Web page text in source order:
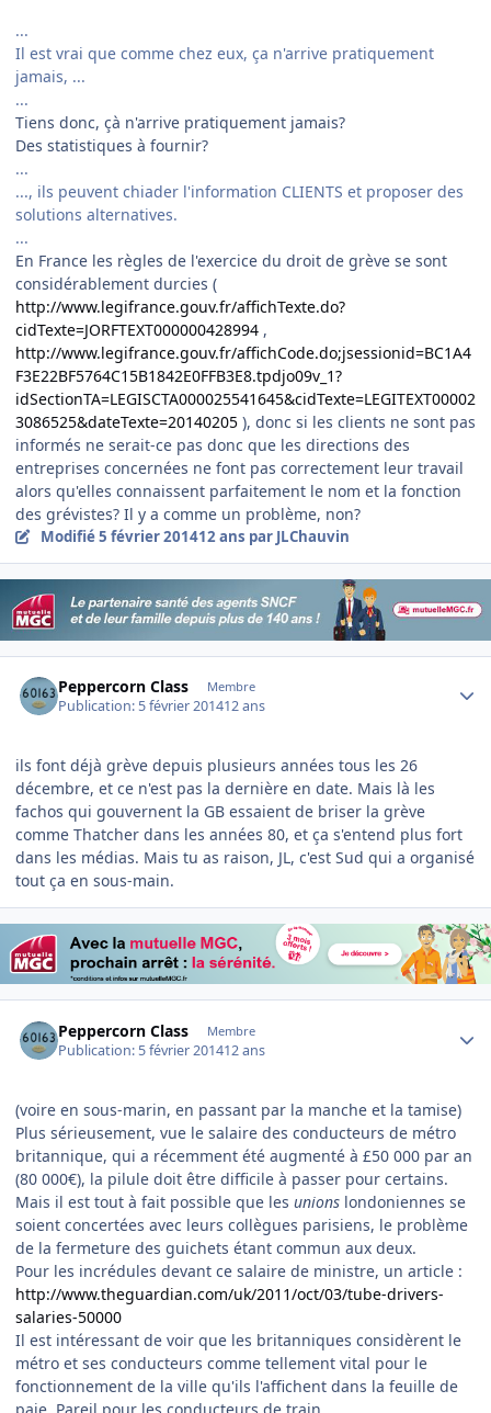
...
Il est vrai que comme chez eux, ça n'arrive pratiquement
jamais, ...
...
Tiens donc, çà n'arrive pratiquement jamais?
Des statistiques à fournir?
...
..., ils peuvent chiader l'information CLIENTS et proposer des
solutions alternatives.
...
En France les règles de l'exercice du droit de grève se sont
considérablement durcies (
http://www.legifrance.gouv.fr/affichTexte.do?
cidTexte=JORFTEXT000000428994 ,
http://www.legifrance.gouv.fr/affichCode.do;jsessionid=BC1A4
F3E22BF5764C15B1842E0FFB3E8.tpdjo09v_1?
idSectionTA=LEGISCTA000025541645&cidTexte=LEGITEXT00002
3086525&dateTexte=20140205 ), donc si les clients ne sont pas
informés ne serait-ce pas donc que les directions des
entreprises concernées ne font pas correctement leur travail
alors qu'elles connaissent parfaitement le nom et la fonction
des grévistes? Il y a comme un problème, non?
Modifié5 février 201412 ans par JLChauvin
Peppercorn Class Membre
Publication: 5 février 201412 ans
ils font déjà grève depuis plusieurs années tous les 26
décembre, et ce n'est pas la dernière en date. Mais là les
fachos qui gouvernent la GB essaient de briser la grève
comme Thatcher dans les années 80, et ça s'entend plus fort
dans les médias. Mais tu as raison, JL, c'est Sud qui a organisé
tout ça en sous-main.
Peppercorn Class Membre
Publication: 5 février 201412 ans
(voire en sous-marin, en passant par la manche et la tamise)
Plus sérieusement, vue le salaire des conducteurs de métro
britannique, qui a récemment été augmenté à £50 000 par an
(80 000€), la pilule doit être difficile à passer pour certains.
Mais il est tout à fait possible que les unions londoniennes se
soient concertées avec leurs collègues parisiens, le problème
de la fermeture des guichets étant commun aux deux.
Pour les incrédules devant ce salaire de ministre, un article :
http://www.theguardian.com/uk/2011/oct/03/tube-drivers-
salaries-50000
Il est intéressant de voir que les britanniques considèrent le
métro et ses conducteurs comme tellement vital pour le
fonctionnement de la ville qu'ils l'affichent dans la feuille de